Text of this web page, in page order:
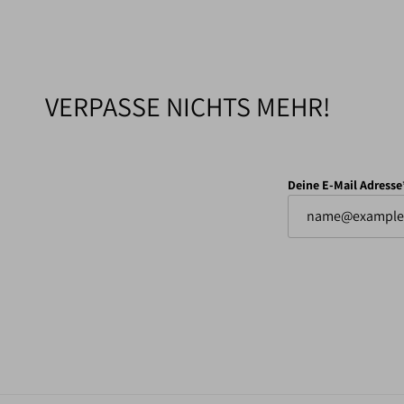
VERPASSE NICHTS MEHR!
Deine E-Mail